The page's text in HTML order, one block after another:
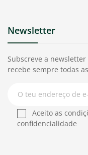
Newsletter
Subscreve a
recebe sempre todas
Aceito as
confidencialidade